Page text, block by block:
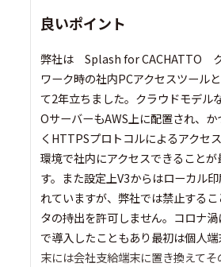
良いポイント
弊社は Splash for CACHATTO
ワーク時の社内PCアクセスツール
て2年立ちました。クラウドモデ
OサーバーもAWS上に配置され、
くHTTPSプロトコルによるアクセ
環境で社内にアクセスできること
す。また設定上V3からはローカル
れていますが、弊社では禁止する
タの持出を許可しません。コロナ
で導入したこともあり最初は個人
末には会社支給端末に置き換えて